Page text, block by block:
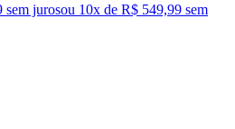
sem jurosou 10x de R$ 549,99 sem